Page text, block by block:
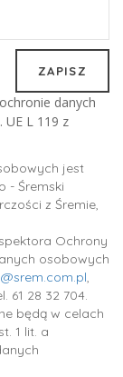
danych
UE L 119 z
jest
- Śremski
z Śremie,
Ochrony
osobowych
,
61 28 32 704.
będą w celach
1 lit. a